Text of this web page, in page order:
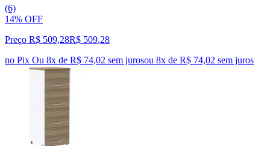
(6)
14% OFF
Preço R$ 509,28R$ 509,28
no Pix Ou 8x de R$ 74,02 sem jurosou 8x de R$ 74,02 sem juros